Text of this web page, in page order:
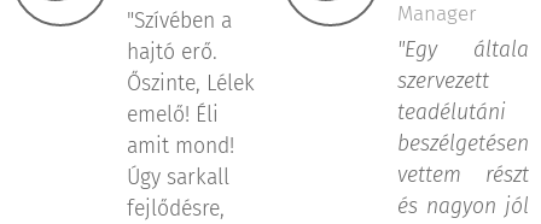
"Szívében a
hajtó erő.
Őszinte, Lélek
emelő! Éli
amit mond!
Úgy sarkall
fejlődésre,
Manager
"Egy általa
szervezett
teadélutáni
beszélgetésen
vettem részt
és nagyon jól